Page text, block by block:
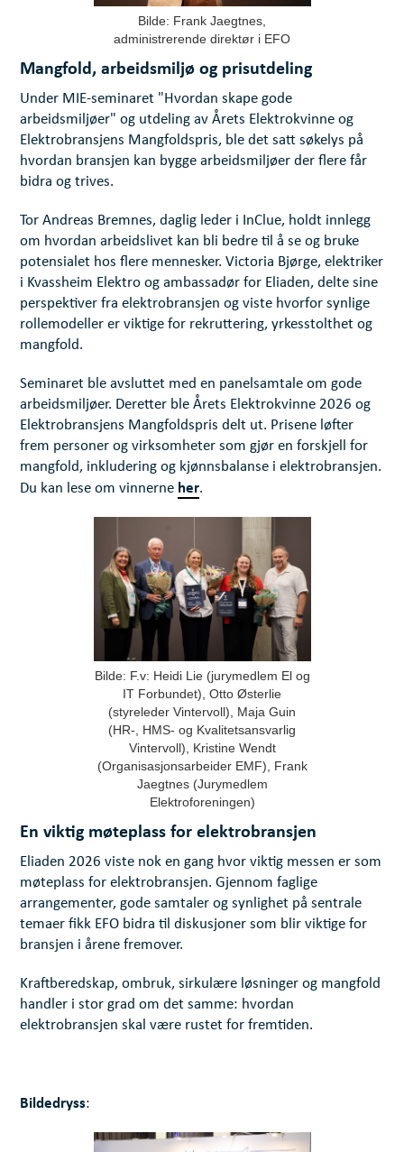
Bilde: Frank Jaegtnes,
administrerende direktør i EFO
Mangfold, arbeidsmiljø og prisutdeling
Under MIE-seminaret "Hvordan skape gode
arbeidsmiljøer" og utdeling av Årets Elektrokvinne og
Elektrobransjens Mangfoldspris, ble det satt søkelys på
hvordan bransjen kan bygge arbeidsmiljøer der flere får
bidra og trives.
Tor Andreas Bremnes, daglig leder i InClue, holdt innlegg
om hvordan arbeidslivet kan bli bedre til å se og bruke
potensialet hos flere mennesker. Victoria Bjørge, elektriker
i Kvassheim Elektro og ambassadør for Eliaden, delte sine
perspektiver fra elektrobransjen og viste hvorfor synlige
rollemodeller er viktige for rekruttering, yrkesstolthet og
mangfold.
Seminaret ble avsluttet med en panelsamtale om gode
arbeidsmiljøer. Deretter ble Årets Elektrokvinne 2026 og
Elektrobransjens Mangfoldspris delt ut. Prisene løfter
frem personer og virksomheter som gjør en forskjell for
mangfold, inkludering og kjønnsbalanse i elektrobransjen.
Du kan lese om vinnerne her.
Bilde: F.v: Heidi Lie (jurymedlem El og
IT Forbundet), Otto Østerlie
(styreleder Vintervoll), Maja Guin
(HR-, HMS- og Kvalitetsansvarlig
Vintervoll), Kristine Wendt
(Organisasjonsarbeider EMF), Frank
Jaegtnes (Jurymedlem
Elektroforeningen)
En viktig møteplass for elektrobransjen
Eliaden 2026 viste nok en gang hvor viktig messen er som
møteplass for elektrobransjen. Gjennom faglige
arrangementer, gode samtaler og synlighet på sentrale
temaer fikk EFO bidra til diskusjoner som blir viktige for
bransjen i årene fremover.
Kraftberedskap, ombruk, sirkulære løsninger og mangfold
handler i stor grad om det samme: hvordan
elektrobransjen skal være rustet for fremtiden.
Bildedryss: